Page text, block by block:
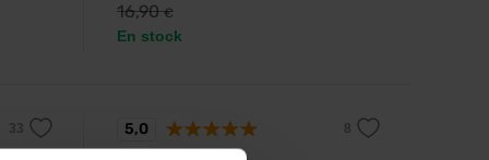
16,90€
En stock
5,0